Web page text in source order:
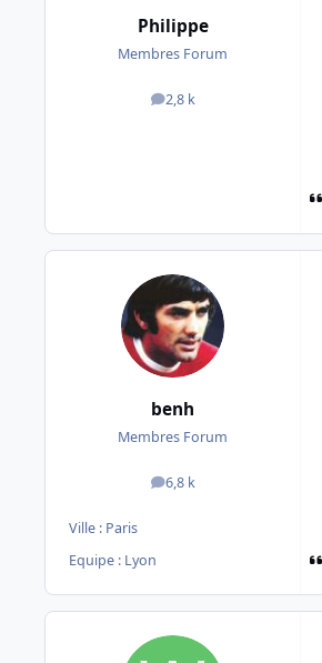
Philippe
Membres Forum
2,8 k
messages
benh
Membres Forum
6,8 k
messages
Ville : Paris
Equipe : Lyon